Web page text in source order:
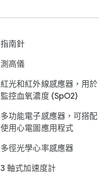
指南針
測高儀
紅光和紅外線感應器，用於
監控血氧濃度 (SpO2)
多功能電子感應器，可搭配
使用心電圖應用程式
多徑光學心率感應器
3 軸式加速度計